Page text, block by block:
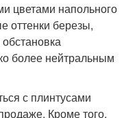
цветами напольного
оттенки березы,
более нейтральным
с плинтусами
Кроме того,